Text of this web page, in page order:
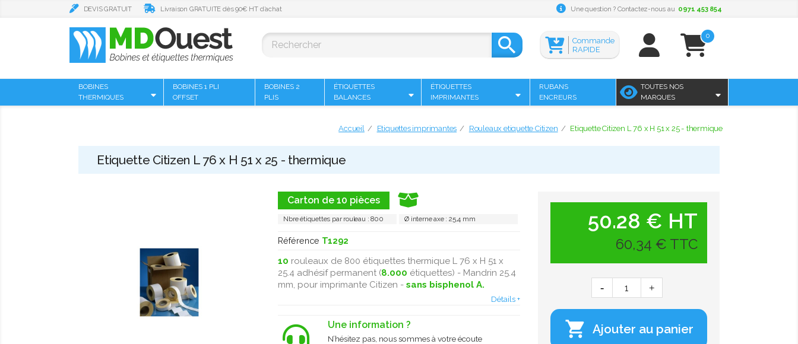
DEVIS GRATUIT Livraison GRATUITE dès 90€ HT d’achat Une question ? Contactez-nous au 0971 453 854
 0
Commande
RAPIDE
BOBINES
THERMIQUES
BOBINES 1 PLI
OFFSET
BOBINES 2
PLIS
ÉTIQUETTES
BALANCES
ÉTIQUETTES
IMPRIMANTES
RUBANS
ENCREURS
TOUTES NOS
MARQUES
Accueil Etiquettes imprimantes Rouleaux etiquette Citizen Etiquette Citizen L 76 x H 51 x 25 - thermique
Etiquette Citizen L 76 x H 51 x 25 - thermique
Carton de 10 pièces
Nbre étiquettes par rouleau : 800 Ø interne axe : 25,4 mm
Référence T1292
10 rouleaux de 800 étiquettes thermique L 76 x H 51 x
25.4 adhésif permanent (8.000 étiquettes) - Mandrin 25.4
mm, pour imprimante Citizen - sans bisphenol A.
Détails +
Une information ?
N’hésitez pas, nous sommes à votre écoute
50.28 € HT
60,34 € TTC
 Ajouter au panier